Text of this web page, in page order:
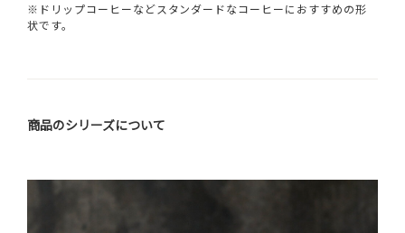
※ドリップコーヒーなどスタンダードなコーヒーにおすすめの形
状です。
商品のシリーズについて